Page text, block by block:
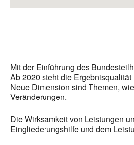
Mit der Einführung des
Ab 2020 steht die
Neue Dimension sind Themen,
Veränderungen.
Die Wirksamkeit von Leistungen
Eingliederungshilfe und dem